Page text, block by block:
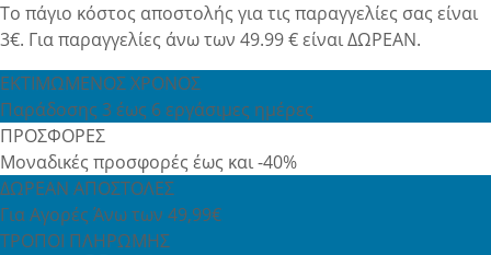
Το πάγιο κόστος αποστολής για τις παραγγελίες σας είναι
3€. Για παραγγελίες άνω των 49.99 € είναι ΔΩΡΕΑΝ.
ΕΚΤΙΜΩΜΕΝΟΣ ΧΡΟΝΟΣ
Παράδοσης 3 έως 6 εργάσιμες ημέρες
ΠΡΟΣΦΟΡΕΣ
Μοναδικές προσφορές έως και -40%
ΔΩΡΕΑΝ ΑΠΟΣΤΟΛΕΣ
Για Αγορές Άνω των 49,99€
ΤΡΟΠΟΙ ΠΛΗΡΩΜΗΣ